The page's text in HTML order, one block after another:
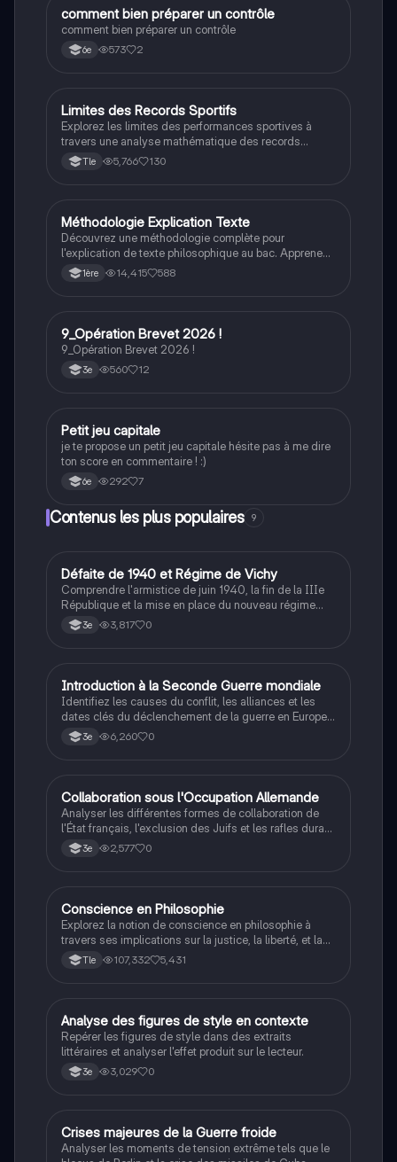
CMéthodo
comment bien préparer un contrôle
comment bien préparer un contrôle
6e 573 2
Maths
Limites des Records Sportifs
Explorez les limites des performances sportives à
travers une analyse mathématique des records
mondiaux. Ce document aborde la question : 'Allons-
nous vers une fin des records du monde en sport ?'
historiques. Type : présentation pour le grand oral de
maths.
Tle 5,766 130
Philosophie
Méthodologie Explication Texte
Découvrez une méthodologie complète pour
l'explication de texte philosophique au bac. Apprenez
à analyser, interpréter et critiquer des extraits
philosophiques en suivant des étapes claires. Idéal
1ère 14,415 588
Grand oral
9_Opération Brevet 2026 !
9_Opération Brevet 2026 !
3e 560 12
PMéthodo
Petit jeu capitale
je te propose un petit jeu capitale hésite pas à me dire
ton score en commentaire ! :)
6e 292 7
Contenus les plus populaires 9
DHistoire
Défaite de 1940 et Régime de Vichy
Comprendre l'armistice de juin 1940, la fin de la IIIe
République et la mise en place du nouveau régime
autoritaire de Philippe Pétain.
3e 3,817 0
IHistoire
Introduction à la Seconde Guerre mondiale
Identifiez les causes du conflit, les alliances et les
dates clés du déclenchement de la guerre en Europe
et dans le Pacifique.
3e 6,260 0
CHistoire
Collaboration sous l'Occupation Allemande
Analyser les différentes formes de collaboration de
l'État français, l'exclusion des Juifs et les rafles durant
la Seconde Guerre mondiale.
3e 2,577 0
Philosophie
Conscience en Philosophie
Explorez la notion de conscience en philosophie à
travers ses implications sur la justice, la liberté, et la
connaissance. Cette fiche de révision aborde les
débats philosophiques sur la conscience, le cogito, et
étudiants en philosophie cherchant à approfondir leur
compréhension des enjeux éthiques et existentiels.
Tle 107,332 5,431
AFrançais
Analyse des figures de style en contexte
Repérer les figures de style dans des extraits
littéraires et analyser l'effet produit sur le lecteur.
3e 3,029 0
CHistoire
Crises majeures de la Guerre froide
Analyser les moments de tension extrême tels que le